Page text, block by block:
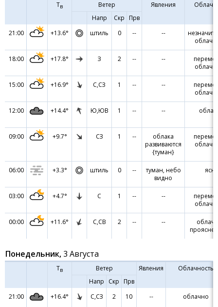
Тв Ветер Явления
Напр
Скр Прв
21:00
+13.6° штиль 0 -- --
18:00 +17.8° З 2 -- --
15:00 +16.9° С,СЗ 1 -- --
12:00 +14.4° Ю,ЮВ 1 -- --
09:00 +9.7° СЗ 1 --
облака
развиваются
{туман}
06:00 +3.3° штиль 0 --
туман, небо
видно
03:00 +4.7° С 1 -- --
00:00 +11.6° С,СВ 2 -- --
Понедельник, 3 Августа
Тв Ветер Явления
Облачность
Напр
Скр Прв
21:00
+16.4° С,СЗ 2 10 -- облачно